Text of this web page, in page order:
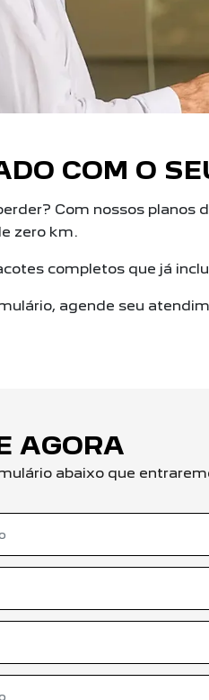
COM O
Com nossos planos
zero km.
completos que já
agende seu
AGORA
abaixo que